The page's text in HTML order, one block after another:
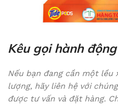
Kêu gọi hành động
Nếu bạn đang cần một lều
lượng, hãy liên hệ với
được tư vấn và đặt hàng.